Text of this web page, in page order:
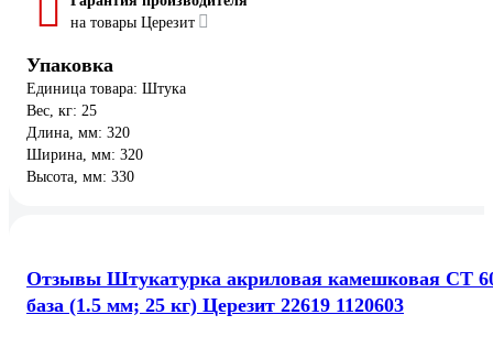
на товары Церезит
Упаковка
Единица товара: Штука
Вес, кг: 25
Длина, мм: 320
Ширина, мм: 320
Высота, мм: 330
Отзывы Штукатурка акриловая камешковая CT
база (1.5 мм; 25 кг) Церезит 22619 1120603